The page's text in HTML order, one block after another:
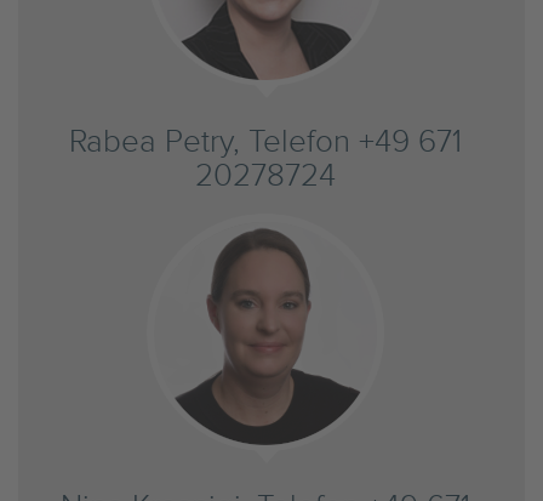
Rabea Petry, Telefon +49 671
20278724